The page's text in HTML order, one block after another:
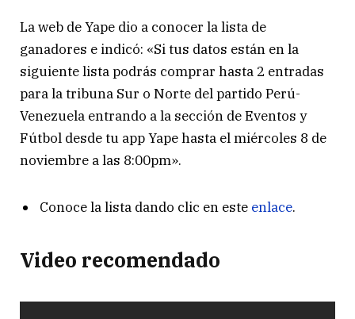
La web de Yape dio a conocer la lista de
ganadores e indicó: «Si tus datos están en la
siguiente lista podrás comprar hasta 2 entradas
para la tribuna Sur o Norte del partido Perú-
Venezuela entrando a la sección de Eventos y
Fútbol desde tu app Yape hasta el miércoles 8 de
noviembre a las 8:00pm».
Conoce la lista dando clic en este enlace.
Video recomendado